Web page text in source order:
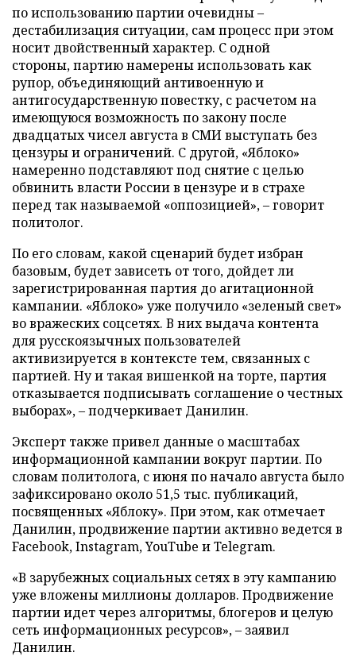
по использованию партии очевидны –
дестабилизация ситуации, сам процесс при этом
носит двойственный характер. С одной
стороны, партию намерены использовать как
рупор, объединяющий антивоенную и
антигосударственную повестку, с расчетом на
имеющуюся возможность по закону после
двадцатых чисел августа в СМИ выступать без
цензуры и ограничений. С другой, «Яблоко»
намеренно подставляют под снятие с целью
обвинить власти России в цензуре и в страхе
перед так называемой «оппозицией», – говорит
политолог.
По его словам, какой сценарий будет избран
базовым, будет зависеть от того, дойдет ли
зарегистрированная партия до агитационной
кампании. «Яблоко» уже получило «зеленый свет»
во вражеских соцсетях. В них выдача контента
для русскоязычных пользователей
активизируется в контексте тем, связанных с
партией. Ну и такая вишенкой на торте, партия
отказывается подписывать соглашение о честных
выборах», – подчеркивает Данилин.
Эксперт также привел данные о масштабах
информационной кампании вокруг партии. По
словам политолога, с июня по начало августа было
зафиксировано около 51,5 тыс. публикаций,
посвященных «Яблоку». При этом, как отмечает
Данилин, продвижение партии активно ведется в
Facebook, Instagram, YouTube и Telegram.
«В зарубежных социальных сетях в эту кампанию
уже вложены миллионы долларов. Продвижение
партии идет через алгоритмы, блогеров и целую
сеть информационных ресурсов», – заявил
Данилин.